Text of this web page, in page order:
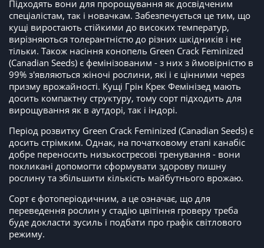
Підходять вони для пророщування як досвідченим
спеціалістам, так і новачкам. Забезпечується це тим, що
кущі виростають стійкими до високих температур,
вирізняються толерантністю до різних шкідників і не
тільки. Також насіння конопель Green Crack Feminized
(Canadian Seeds) є фемінізованим - з них з ймовірністю в
99% з'являються жіночі рослини, які і є цінними через
призму врожайності. Кущі Грін Крек Фемінізед мають
досить компактну структуру, тому сорт підходить для
вирощування як в аутдорі, так і індорі.
Період розвитку Green Crack Feminized (Canadian Seeds) є
досить стрімким. Однак, на початковому етапі канабіс
добре переносить низькостресові тренування - вони
покликані допомогти сформувати здорову пишну
рослину та збільшити кількість майбутнього врожаю.
Сорт є фотоперіодичним, а це означає, що для
переведення рослин у стадію цвітіння гроверу треба
буде докласти зусиль і подбати про графік світлового
режиму.